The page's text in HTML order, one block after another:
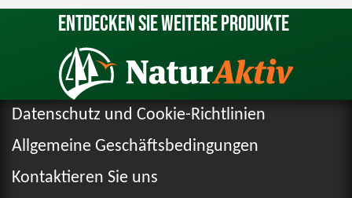
Entdecken Sie weitere Produkte
Datenschutz und Cookie-Richtlinien
Allgemeine Geschäftsbedingungen
Kontaktieren Sie uns